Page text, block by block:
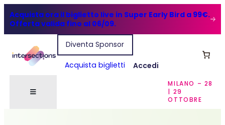
Acquista ora il biglietto live in Super Early Bird a 99€.
Offerta valida fino al 06/09.
Diventa Sponsor
Acquista biglietti Accedi
MILANO – 28
| 29
OTTOBRE